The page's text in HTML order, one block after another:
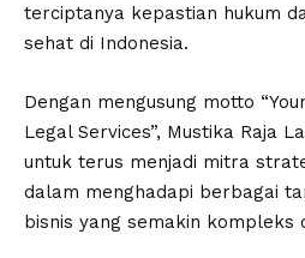
terciptanya kepastian hukum
sehat di Indonesia.
Dengan mengusung motto
Legal Services”, Mustika Raja
untuk terus menjadi mitra
dalam menghadapi berbagai
bisnis yang semakin kompleks